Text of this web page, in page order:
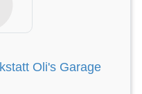
Oli's Garage